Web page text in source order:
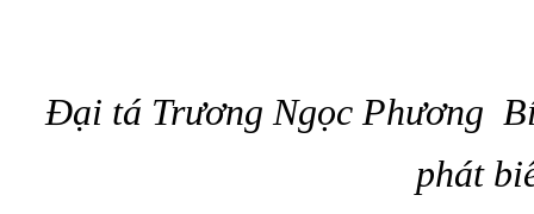
Đại tá Trương Ngọc Phương
phát